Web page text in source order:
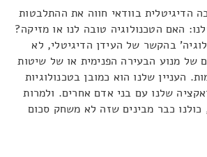
הדיגיטלית בוודאי חווה את ההתלבטות
האם הטכנולוגיה טובה לנו או מזיקה?
בהקשר של העידן הדיגיטלי, לא
של מנוע הבעירה הפנימית או של שיטות
העניין שלנו הוא כמובן בטכנולוגיות
שלנו עם בני אדם אחרים. ולמרות
כבר מבינים שזה לא משחק סכום